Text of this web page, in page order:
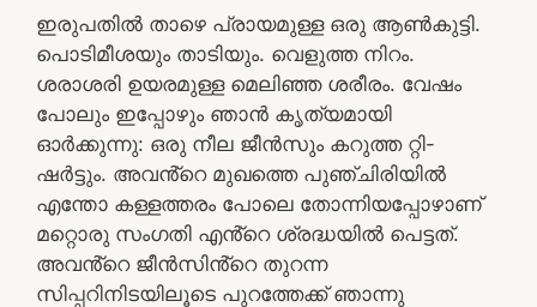
ഇരുപതിൽ താഴെ പ്രായമുള്ള ഒരു ആൺകുട്ടി.
പൊടിമീശയും താടിയും. വെളുത്ത നിറം.
ശരാശരി ഉയരമുള്ള മെലിഞ്ഞ ശരീരം. വേഷം
പോലും ഇപ്പോഴും ഞാൻ കൃത്യമായി
ഓർക്കുന്നു: ഒരു നീല ജീൻസും കറുത്ത റ്റി-
ഷർട്ടും. അവൻ്റെ മുഖത്തെ പുഞ്ചിരിയിൽ
എന്തോ കള്ളത്തരം പോലെ തോന്നിയപ്പോഴാണ്
മറ്റൊരു സംഗതി എൻ്റെ ശ്രദ്ധയിൽ പെട്ടത്.
അവൻ്റെ ജീൻസിൻ്റെ തുറന്ന
സിപ്പറിനിടയിലൂടെ പുറത്തേക്ക് ഞാന്നു